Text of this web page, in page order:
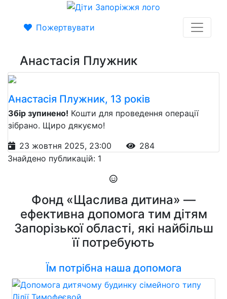
Пожертвувати
Анастасія Плужник
Анастасія Плужник, 13 років
Збір зупинено! Кошти для проведення операції
зібрано. Щиро дякуємо!
23 жовтня 2025, 23:00
284
Знайдено публикацій: 1
Фонд «Щаслива дитина» —
ефективна допомога тим дітям
Запорізької області, які найбільш
її потребують
Їм потрібна наша допомога